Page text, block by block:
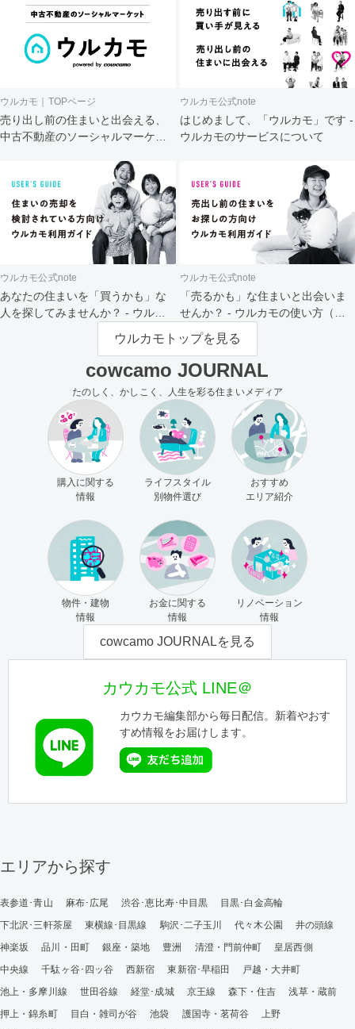
ウルカモ｜TOPページ
売り出し前の住まいと出会える、
中古不動産のソーシャルマーケッ
ウルカモ公式note
はじめまして、「ウルカモ」です -
ウルカモのサービスについて
ウルカモ公式note
あなたの住まいを「買うかも」な
人を探してみませんか？ - ウルカ
ウルカモ公式note
「売るかも」な住まいと出会いま
せんか？ - ウルカモの使い方（買
主さま向け）
ウルカモトップを見る
cowcamo JOURNAL
たのしく、かしこく、人生を彩る住まいメディア
購入に関する
情報
ライフスタイル
別物件選び
おすすめ
エリア紹介
物件・建物
情報
お金に関する
情報
リノベーション
情報
cowcamo JOURNALを見る
カウカモ公式 LINE＠
カウカモ編集部から毎日配信。新着やおす
すめ情報をお届けします。
エリアから探す
表参道･青山 麻布･広尾 渋谷･恵比寿･中目黒
目黒･白金高輪
下北沢･三軒茶屋
東横線･目黒線 駒沢･二子玉川 代々木公園
井の頭線
神楽坂
品川・田町 銀座・築地 豊洲 清澄・門前仲町
皇居西側
中央線
千駄ヶ谷･四ッ谷 西新宿 東新宿･早稲田
戸越・大井町
池上・多摩川線
世田谷線 経堂･成城 京王線 森下・住吉
浅草・蔵前
押上・錦糸町
目白・雑司が谷 池袋 護国寺・茗荷谷
上野